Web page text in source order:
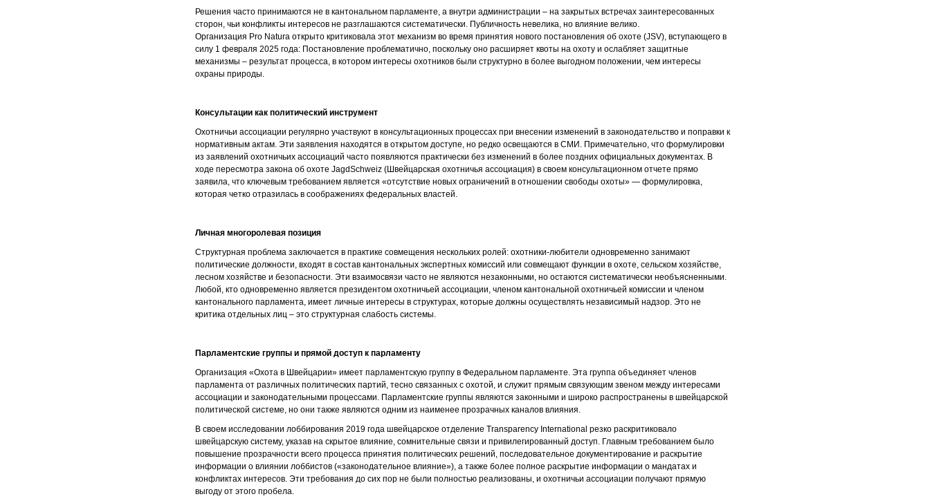
Решения часто принимаются не в кантональном парламенте, а внутри администрации – на закрытых встречах заинтересованных
сторон, чьи конфликты интересов не разглашаются систематически. Публичность невелика, но влияние велико.
Организация Pro Natura открыто критиковала этот механизм во время принятия нового постановления об охоте (JSV), вступающего в
силу 1 февраля 2025 года: Постановление проблематично, поскольку оно расширяет квоты на охоту и ослабляет защитные
механизмы – результат процесса, в котором интересы охотников были структурно в более выгодном положении, чем интересы
охраны природы.
Консультации как политический инструмент
Охотничьи ассоциации регулярно участвуют в консультационных процессах при внесении изменений в законодательство и поправки к
нормативным актам. Эти заявления находятся в открытом доступе, но редко освещаются в СМИ. Примечательно, что формулировки
из заявлений охотничьих ассоциаций часто появляются практически без изменений в более поздних официальных документах. В
ходе пересмотра закона об охоте JagdSchweiz (Швейцарская охотничья ассоциация) в своем консультационном отчете прямо
заявила, что ключевым требованием является «отсутствие новых ограничений в отношении свободы охоты» — формулировка,
которая четко отразилась в соображениях федеральных властей.
Личная многоролевая позиция
Структурная проблема заключается в практике совмещения нескольких ролей: охотники-любители одновременно занимают
политические должности, входят в состав кантональных экспертных комиссий или совмещают функции в охоте, сельском хозяйстве,
лесном хозяйстве и безопасности. Эти взаимосвязи часто не являются незаконными, но остаются систематически необъясненными.
Любой, кто одновременно является президентом охотничьей ассоциации, членом кантональной охотничьей комиссии и членом
кантонального парламента, имеет личные интересы в структурах, которые должны осуществлять независимый надзор. Это не
критика отдельных лиц – это структурная слабость системы.
Парламентские группы и прямой доступ к парламенту
Организация «Охота в Швейцарии» имеет парламентскую группу в Федеральном парламенте. Эта группа объединяет членов
парламента от различных политических партий, тесно связанных с охотой, и служит прямым связующим звеном между интересами
ассоциации и законодательными процессами. Парламентские группы являются законными и широко распространены в швейцарской
политической системе, но они также являются одним из наименее прозрачных каналов влияния.
В своем исследовании лоббирования 2019 года швейцарское отделение Transparency International резко раскритиковало
швейцарскую систему, указав на скрытое влияние, сомнительные связи и привилегированный доступ. Главным требованием было
повышение прозрачности всего процесса принятия политических решений, последовательное документирование и раскрытие
информации о влиянии лоббистов («законодательное влияние»), а также более полное раскрытие информации о мандатах и ​​
конфликтах интересов. Эти требования до сих пор не были полностью реализованы, и охотничьи ассоциации получают прямую
выгоду от этого пробела.